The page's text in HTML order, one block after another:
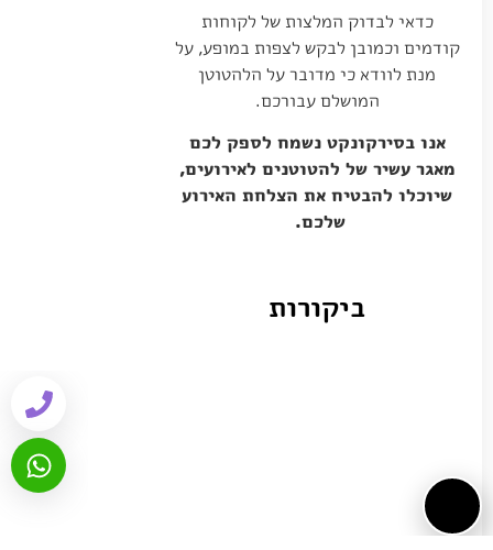
כדאי לבדוק המלצות של לקוחות
קודמים וכמובן לבקש לצפות במופע, על
מנת לוודא כי מדובר על הלהטוטן
המושלם עבורכם.
אנו בסירקונקט נשמח לספק לכם
מאגר עשיר של להטוטנים לאירועים,
שיוכלו להבטיח את הצלחת האירוע
שלכם.
ביקורות